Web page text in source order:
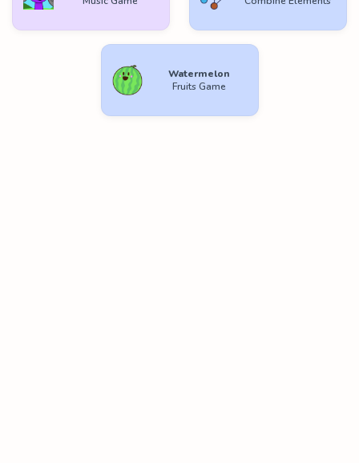
Watermelon
Fruits Game